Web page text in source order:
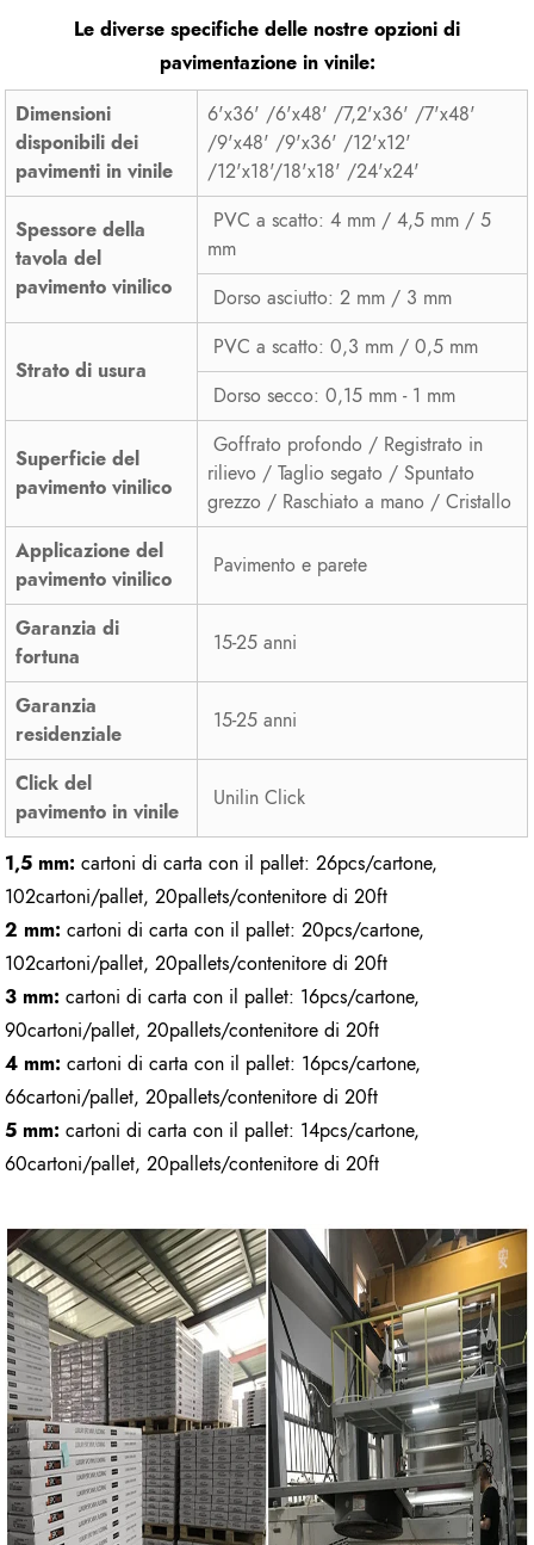
Le diverse specifiche delle nostre opzioni di
pavimentazione in vinile:
Dimensioni
disponibili dei
pavimenti in vinile
6'x36' /6'x48' /7,2'x36' /7'x48'
/9'x48' /9'x36' /12'x12'
/12'x18'/18'x18' /24'x24'
Spessore della
tavola del
pavimento vinilico
PVC a scatto: 4 mm / 4,5 mm / 5
mm
Dorso asciutto: 2 mm / 3 mm
Strato di usura
PVC a scatto: 0,3 mm / 0,5 mm
Dorso secco: 0,15 mm - 1 mm
Superficie del
pavimento vinilico
Goffrato profondo / Registrato in
rilievo / Taglio segato / Spuntato
grezzo / Raschiato a mano / Cristallo
Applicazione del
pavimento vinilico
Pavimento e parete
Garanzia di
fortuna
15-25 anni
Garanzia
residenziale
15-25 anni
Click del
pavimento in vinile
Unilin Click
1,5 mm: cartoni di carta con il pallet: 26pcs/cartone,
102cartoni/pallet, 20pallets/contenitore di 20ft
2 mm: cartoni di carta con il pallet: 20pcs/cartone,
102cartoni/pallet, 20pallets/contenitore di 20ft
3 mm: cartoni di carta con il pallet: 16pcs/cartone,
90cartoni/pallet, 20pallets/contenitore di 20ft
4 mm: cartoni di carta con il pallet: 16pcs/cartone,
66cartoni/pallet, 20pallets/contenitore di 20ft
5 mm: cartoni di carta con il pallet: 14pcs/cartone,
60cartoni/pallet, 20pallets/contenitore di 20ft